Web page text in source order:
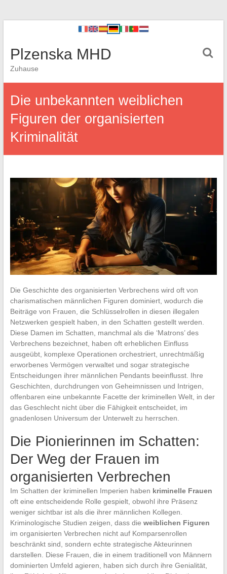
Plzenska MHD
Zuhause
Die unbekannten weiblichen
Figuren der organisierten
Kriminalität
Die Geschichte des organisierten Verbrechens wird oft von
charismatischen männlichen Figuren dominiert, wodurch die
Beiträge von Frauen, die Schlüsselrollen in diesen illegalen
Netzwerken gespielt haben, in den Schatten gestellt werden.
Diese Damen im Schatten, manchmal als die ‘Matrons’ des
Verbrechens bezeichnet, haben oft erheblichen Einfluss
ausgeübt, komplexe Operationen orchestriert, unrechtmäßig
erworbenes Vermögen verwaltet und sogar strategische
Entscheidungen ihrer männlichen Pendants beeinflusst. Ihre
Geschichten, durchdrungen von Geheimnissen und Intrigen,
offenbaren eine unbekannte Facette der kriminellen Welt, in der
das Geschlecht nicht über die Fähigkeit entscheidet, im
gnadenlosen Universum der Unterwelt zu herrschen.
Die Pionierinnen im Schatten:
Der Weg der Frauen im
organisierten Verbrechen
Im Schatten der kriminellen Imperien haben kriminelle Frauen
oft eine entscheidende Rolle gespielt, obwohl ihre Präsenz
weniger sichtbar ist als die ihrer männlichen Kollegen.
Kriminologische Studien zeigen, dass die weiblichen Figuren
im organisierten Verbrechen nicht auf Komparsenrollen
beschränkt sind, sondern echte strategische Akteurinnen
darstellen. Diese Frauen, die in einem traditionell von Männern
dominierten Umfeld agieren, haben sich durch ihre Genialität,